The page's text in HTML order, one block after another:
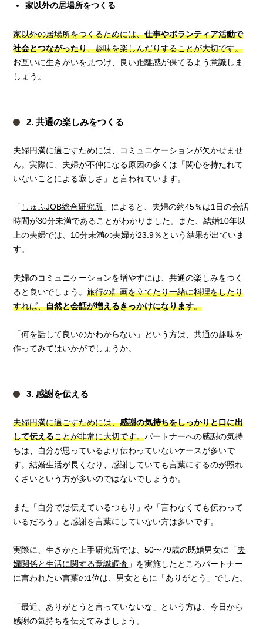
家以外の居場所をつくる
家以外の居場所をつくるためには、仕事やボランティア活動で
社会とつながったり、趣味を楽しんだりすることが大切です。
お互いに生きがいを見つけ、良い距離感が保てるよう意識しま
しょう。
2. 共通の楽しみをつくる
夫婦円満に過ごすためには、コミュニケーションが欠かせませ
ん。実際に、夫婦が不仲になる原因の多くは「関心を持たれて
いないことによる寂しさ」と言われています。
「 しゅふJOB総合研究所 」によると、夫婦の約45％は1日の会話
時間が30分未満であることがわかりました。また、結婚10年以
上の夫婦では、10分未満の夫婦が23.9％という結果が出ていま
す。
夫婦のコミュニケーションを増やすには、共通の楽しみをつく
ると良いでしょう。旅行の計画を立てたり一緒に料理をしたり
すれば、自然と会話が増えるきっかけになります。
「何を話して良いのかわからない」という方は、共通の趣味を
作ってみてはいかがでしょうか。
3. 感謝を伝える
夫婦円満に過ごすためには、感謝の気持ちをしっかりと口に出
して伝えることが非常に大切です。パートナーへの感謝の気持
ちは、自分が思っているより伝わっていないケースが多いで
す。結婚生活が長くなり、感謝していても言葉にするのが照れ
くさいという方が多いのではないでしょうか。
また「自分では伝えているつもり」や「言わなくても伝わって
いるだろう」と感謝を言葉にしていない方は多いです。
実際に、生きかた上手研究所では、50〜79歳の既婚男女に「夫
婦関係と生活に関する意識調査 」を実施したところパートナー
に言われたい言葉の1位は、男女ともに「ありがとう」でした。
「最近、ありがとうと言っていないな」という方は、今日から
感謝の気持ちを伝えてみましょう。